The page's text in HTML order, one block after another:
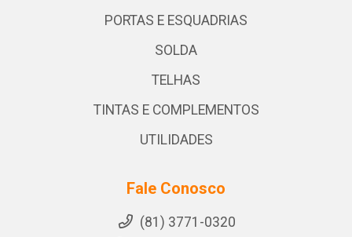
PORTAS E ESQUADRIAS
SOLDA
TELHAS
TINTAS E COMPLEMENTOS
UTILIDADES
Fale Conosco
(81) 3771-0320